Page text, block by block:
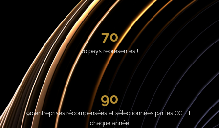
70
70 pays représentés !
90
90 entreprises récompensées et sélectionnées par les CCI FI
chaque année